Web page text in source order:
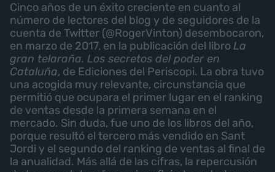
Cinco años de un éxito creciente en cuanto al
número de lectores del blog y de seguidores de la
cuenta de Twitter (@RogerVinton) desembocaron,
en marzo de 2017, en la publicación del libroLa
gran telaraña. Los secretos del poder en
Cataluña, de Ediciones del Periscopi. La obra tuvo
una acogida muy relevante, circunstancia que
permitió que ocupara el primer lugar en el ranking
de ventas desde la primera semana en el
mercado. Sin duda, fue uno de los libros del año,
porque resultó el tercero más vendido en Sant
Jordi y el segundo del ranking de ventas al final de
la anualidad. Más allá de las cifras, la repercusión